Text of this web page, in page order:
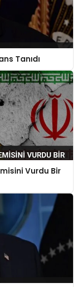
Tanıdı
Vurdu Bir